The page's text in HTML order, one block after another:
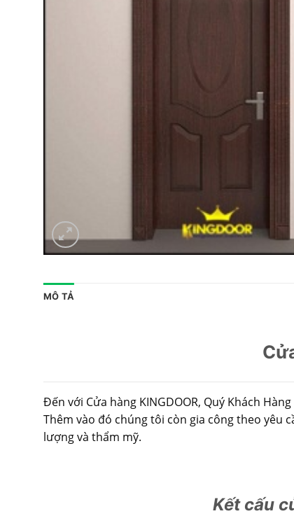
MÔ TẢ
Đến với Cửa hàng KINGDOOR, Quý Khách
Thêm vào đó chúng tôi còn gia công theo yêu
lượng và thẩm mỹ.
Kết cấu